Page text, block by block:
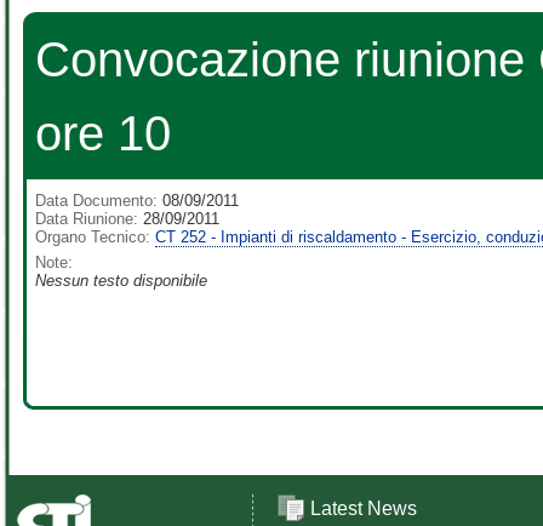
Convocazione riunione
ore 10
Data Documento: 08/09/2011
Data Riunione: 28/09/2011
Organo Tecnico: CT 252 - Impianti di riscaldamento - Esercizio,
Note:
Nessun testo disponibile
Latest News